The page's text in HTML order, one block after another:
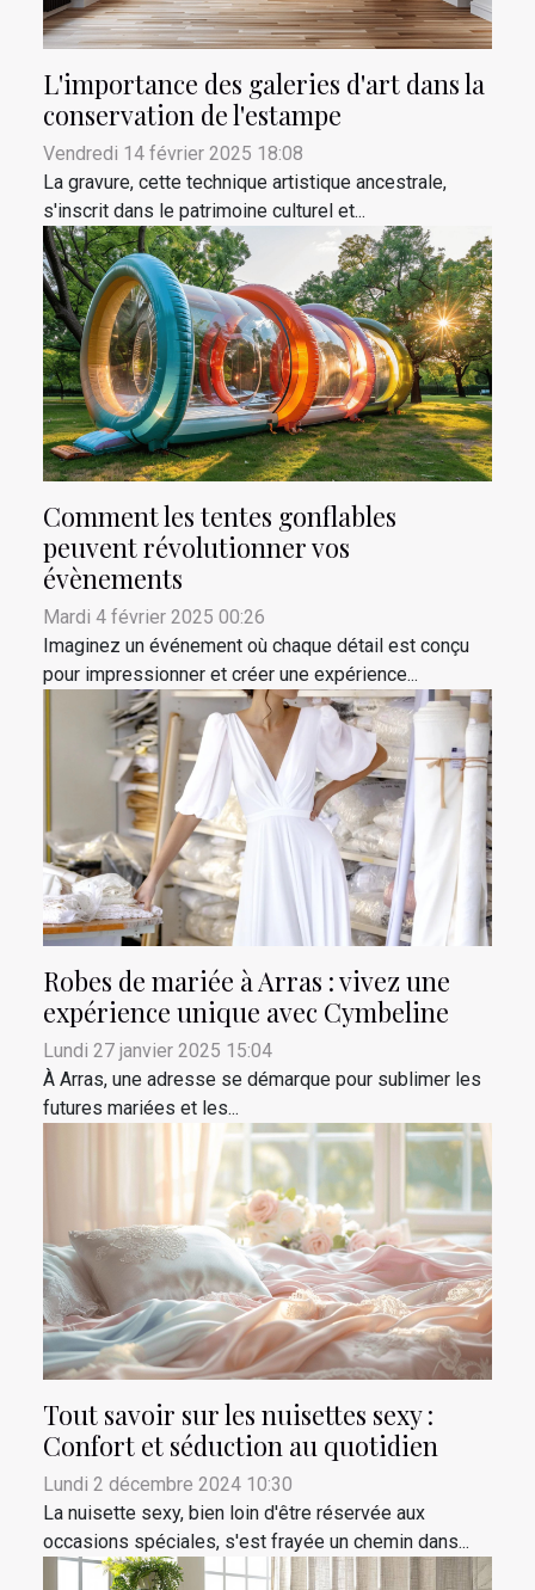
L'importance des galeries d'art dans la
conservation de l'estampe
Vendredi 14 février 2025 18:08
La gravure, cette technique artistique ancestrale,
s'inscrit dans le patrimoine culturel et...
Comment les tentes gonflables
peuvent révolutionner vos
évènements
Mardi 4 février 2025 00:26
Imaginez un événement où chaque détail est conçu
pour impressionner et créer une expérience...
Robes de mariée à Arras : vivez une
expérience unique avec Cymbeline
Lundi 27 janvier 2025 15:04
À Arras, une adresse se démarque pour sublimer les
futures mariées et les...
Tout savoir sur les nuisettes sexy :
Confort et séduction au quotidien
Lundi 2 décembre 2024 10:30
La nuisette sexy, bien loin d'être réservée aux
occasions spéciales, s'est frayée un chemin dans...